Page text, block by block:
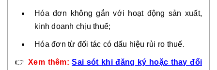
Hóa đơn không gắn với hoạt động sản xuất,
kinh doanh chịu thuế;
Hóa đơn từ đối tác có dấu hiệu rủi ro thuế.
👉 Xem thêm:Sai sót khi đăng ký hoặc thay đổi